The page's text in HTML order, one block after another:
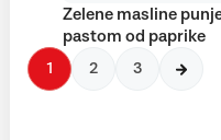
Zelene masline
pastom od paprike
1 2 3